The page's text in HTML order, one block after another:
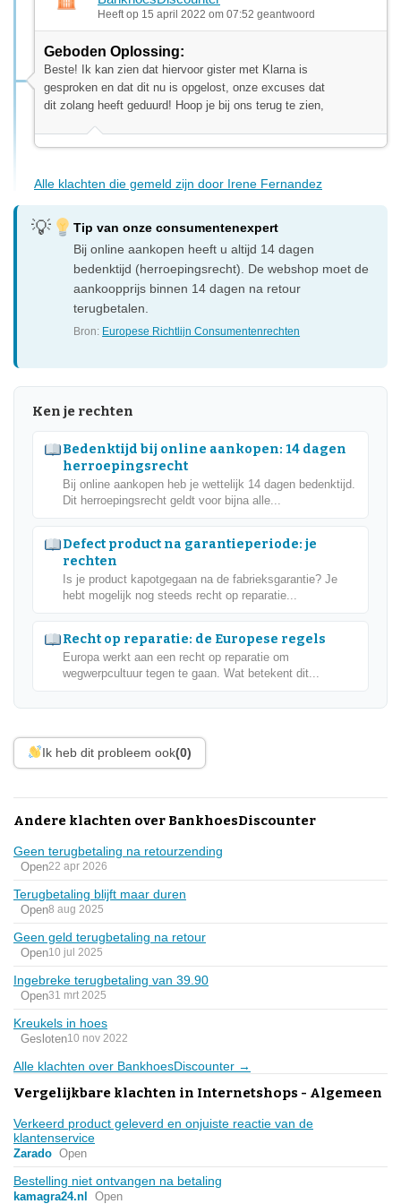
Heeft op 15 april 2022 om 07:52 geantwoord
Geboden Oplossing:
Beste! Ik kan zien dat hiervoor gister met Klarna is
gesproken en dat dit nu is opgelost, onze excuses dat
dit zolang heeft geduurd! Hoop je bij ons terug te zien,
Alle klachten die gemeld zijn door Irene Fernandez
Tip van onze consumentenexpert
Bij online aankopen heeft u altijd 14 dagen
bedenktijd (herroepingsrecht). De webshop moet de
aankoopprijs binnen 14 dagen na retour
terugbetalen.
Bron: Europese Richtlijn Consumentenrechten
Ken je rechten
Bedenktijd bij online aankopen: 14 dagen
herroepingsrecht
Bij online aankopen heb je wettelijk 14 dagen bedenktijd.
Dit herroepingsrecht geldt voor bijna alle...
Defect product na garantieperiode: je
rechten
Is je product kapotgegaan na de fabrieksgarantie? Je
hebt mogelijk nog steeds recht op reparatie...
Recht op reparatie: de Europese regels
Europa werkt aan een recht op reparatie om
wegwerpcultuur tegen te gaan. Wat betekent dit...
Ik heb dit probleem ook(0)
Andere klachten over BankhoesDiscounter
Geen terugbetaling na retourzending
Open22 apr 2026
Terugbetaling blijft maar duren
Open8 aug 2025
Geen geld terugbetaling na retour
Open10 jul 2025
Ingebreke terugbetaling van 39.90
Open31 mrt 2025
Kreukels in hoes
Gesloten10 nov 2022
Alle klachten over BankhoesDiscounter →
Vergelijkbare klachten in Internetshops - Algemeen
Verkeerd product geleverd en onjuiste reactie van de
klantenservice
Zarado Open
Bestelling niet ontvangen na betaling
kamagra24.nl Open